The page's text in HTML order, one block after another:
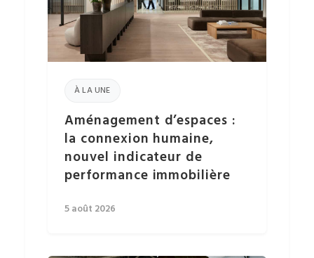
À LA UNE
Aménagement d’espaces :
la connexion humaine,
nouvel indicateur de
performance immobilière
5 août 2026